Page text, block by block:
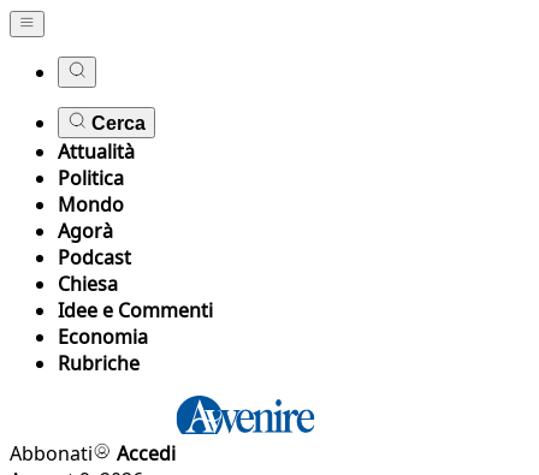
Cerca
Attualità
Politica
Mondo
Agorà
Podcast
Chiesa
Idee e Commenti
Economia
Rubriche
Abbonati
Accedi